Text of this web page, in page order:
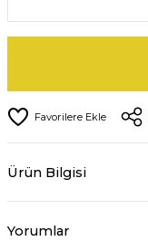
Ürün Bilgisi
Yorumlar